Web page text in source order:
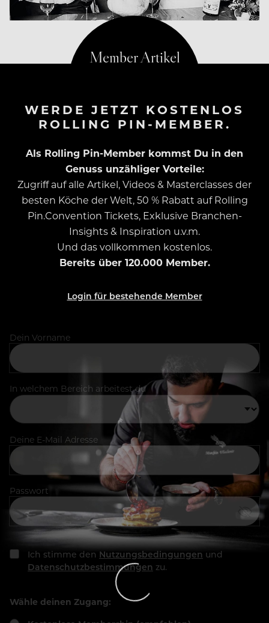
WERDE JETZT KOSTENLOS
ROLLING PIN-MEMBER.
Als Rolling Pin-Member kommst Du in den
Genuss unzähliger Vorteile:
Zugriff auf alle Artikel, Videos & Masterclasses der
besten Köche der Welt, 50 % Rabatt auf Rolling
Pin.Convention Tickets, Exklusive Branchen-
Insights & Inspiration u.v.m.
Und das vollkommen kostenlos.
Bereits über 120.000 Member.
Login für bestehende Member
Dein Vorname
In welchem Bereich arbeitest du
Deine E-Mail Adresse
Passwort
Ich stimme den Nutzungsbedingungen und
Datenschutzbestimmungen zu.
Wähle deinen Zugang: